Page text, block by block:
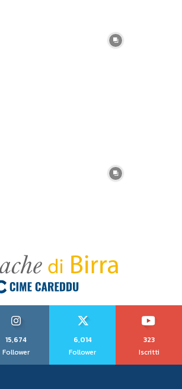
15,674
Follower
6,014
Follower
323
Iscritti